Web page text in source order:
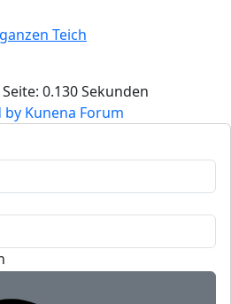
Teich
0.130 Sekunden
by Kunena Forum